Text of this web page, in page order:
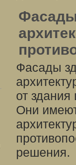
Фасады
Фасады
от
Они
решения.